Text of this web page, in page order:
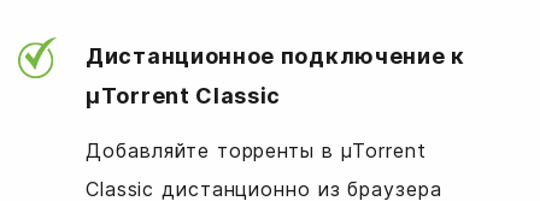
Дистанционное подключение к
µTorrent Classic
Добавляйте торренты в µTorrent
Classic дистанционно из браузера